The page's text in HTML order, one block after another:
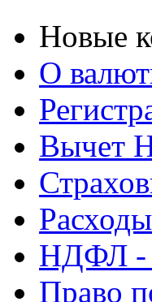
Новые
О
Вычет
НДФЛ -
Право